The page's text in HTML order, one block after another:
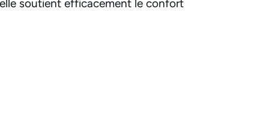
soutient efficacement le confort